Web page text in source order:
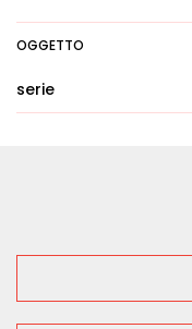
OGGETTO
serie